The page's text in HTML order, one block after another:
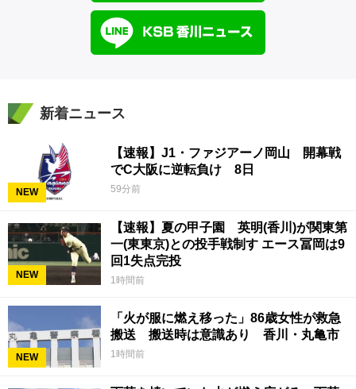
新着ニュース
NEW
【速報】J1・ファジアーノ岡山 開幕戦
でC大阪に逆転負け 8日
59分前
NEW
【速報】夏の甲子園 英明(香川)が関東第
一(東東京)との投手戦制す エース冨岡は9
回1失点完投
1時間前
NEW
「火が服に燃え移った」86歳女性が救急
搬送 搬送時は意識あり 香川・丸亀市
1時間前